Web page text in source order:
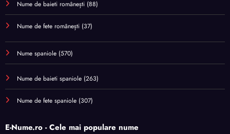
Nume de baieti românești (88)
Nume de fete românești (37)
Nume spaniole (570)
Nume de baieti spaniole (263)
Nume de fete spaniole (307)
E-Nume.ro - Cele mai populare nume